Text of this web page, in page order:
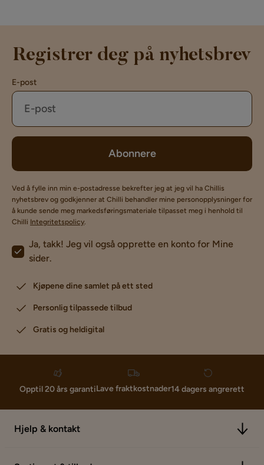
Registrer deg på nyhetsbrev
E-post
Abonnere
Ved å fylle inn min e-postadresse bekrefter jeg at jeg vil ha Chillis
nyhetsbrev og godkjenner at Chilli behandler mine personopplysninger for
å kunde sende meg markedsføringsmateriale tilpasset meg i henhold til
Chilli Integritetspolicy.
Ja, takk! Jeg vil også opprette en konto for Mine
sider.
Kjøpene dine samlet på ett sted
Personlig tilpassede tilbud
Gratis og heldigital
Opptil 20 års garantiLave fraktkostnader14 dagers angrerett
Hjelp & kontakt